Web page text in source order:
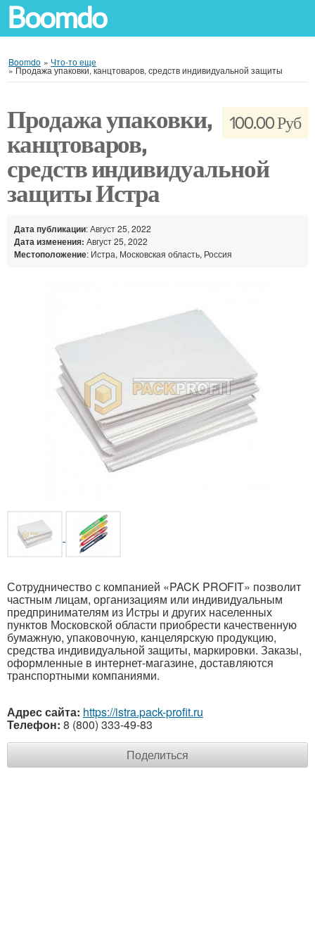
Boomdo
Boomdo » Что-то еще
»Продажа упаковки, канцтоваров, средств индивидуальной защиты
100.00 Руб
Продажа упаковки,
канцтоваров,
средств индивидуальной
защиты Истра
Дата публикации: Август 25, 2022
Дата изменения: Август 25, 2022
Местоположение: Истра, Московская область, Россия
Сотрудничество с компанией «PACK PROFIT» позволит
частным лицам, организациям или индивидуальным
предпринимателям из Истры и других населенных
пунктов Московской области приобрести качественную
бумажную, упаковочную, канцелярскую продукцию,
средства индивидуальной защиты, маркировки. Заказы,
оформленные в интернет-магазине, доставляются
транспортными компаниями.
Адрес сайта: https://istra.pack-profit.ru
Телефон: 8 (800) 333-49-83
Поделиться